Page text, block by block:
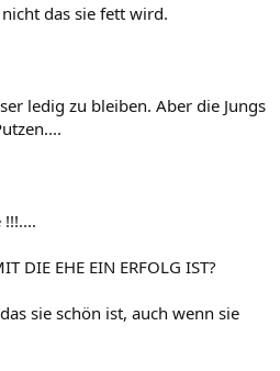
das sie fett wird.
ledig zu bleiben. Aber die Jungs
DIE EHE EIN ERFOLG IST?
sie schön ist, auch wenn sie